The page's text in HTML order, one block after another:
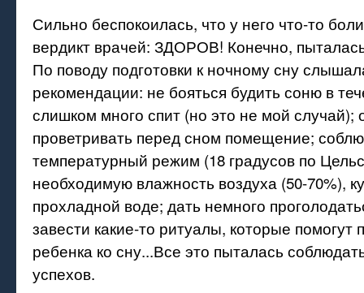
Сильно беспокоилась, что у него что-то
вердикт врачей: ЗДОРОВ! Конечно,
По поводу подготовки к ночному сну
рекомендации: не бояться будить соню в
слишком много спит (но это не мой случай);
проветривать перед сном помещение;
температурный режим (18 градусов по
необходимую влажность воздуха (50-70%),
прохладной воде; дать немного
завести какие-то ритуалы, которые помогут
ребенка ко сну...Все это пыталась
успехов.